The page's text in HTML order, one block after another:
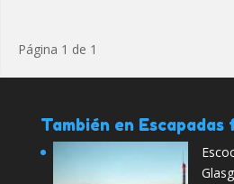
Página 1 de 1
También en Escapadas